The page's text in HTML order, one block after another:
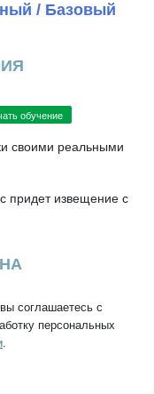
/ Базовый
обучение
своими реальными
придет извещение с
соглашаетесь с
персональных
.